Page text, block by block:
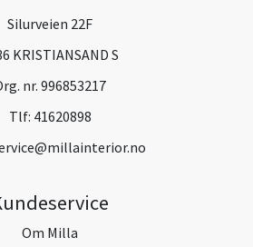
Silurveien 22F
KRISTIANSAND S
nr. 996853217
Tlf: 41620898
Om Milla